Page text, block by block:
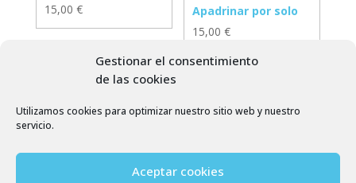
Gestionar el consentimiento
de las cookies
Utilizamos cookies para optimizar nuestro sitio web y nuestro
servicio.
Aceptar cookies
15,00 €
Apadrinar por solo
15,00€